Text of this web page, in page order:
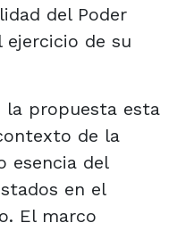
del Poder
ejercicio de su
la propuesta esta
de la
esencia del
en el
El marco